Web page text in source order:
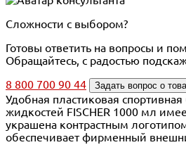
Сложности с выбором?
Готовы ответить на вопросы и
Обращайтесь, с радостью
8 800 700 90 44
Задать вопрос о
Удобная пластиковая
жидкостей FISCHER 1000 мл
украшена контрастным
обеспечивает фирменный